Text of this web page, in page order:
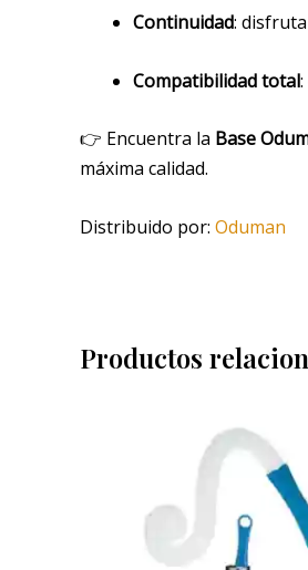
Continuidad:
Compatibilidad total
👉 Encuentra la Base
máxima calidad.
Distribuido por: Oduman
Productos